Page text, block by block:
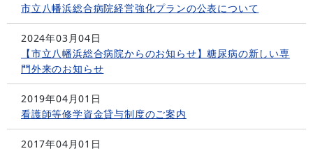
市立八幡浜総合病院経営強化プランの公表について
2024年03月04日
【市立八幡浜総合病院からのお知らせ】糖尿病の新しい専
門外来のお知らせ
2019年04月01日
看護師等修学資金貸与制度のご案内
2017年04月01日